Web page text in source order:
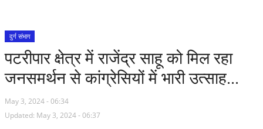
दुर्ग संभाग
बस्तर संभाग
मध्यप्रदेश
दुर्ग संभाग
पटरीपार क्षेत्र में राजेंद्र साहू को मिल रहा
जनसमर्थन से कांग्रेसियों में भारी उत्साह...
May 3, 2024 - 06:34
Updated: May 3, 2024 - 06:37